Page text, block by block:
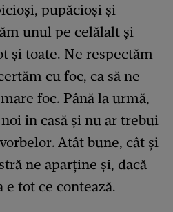
pupăcioși și
unul pe celălalt și
și toate. Ne respectăm
cu foc, ca să ne
foc. Până la urmă,
în casă și nu ar trebui
Atât bune, cât și
ne aparține și, dacă
tot ce contează.